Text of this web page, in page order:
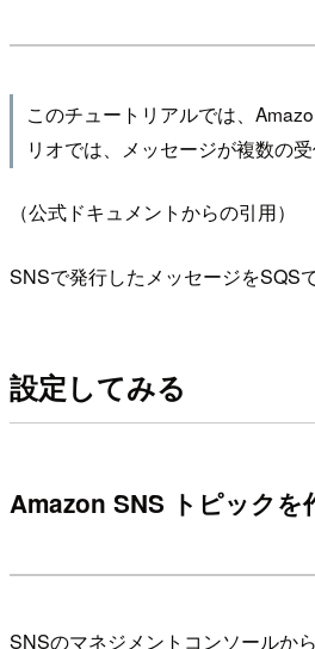
このチュートリアルでは、
リオでは、メッセージが複数の
（公式ドキュメントからの引用）
SNSで発行したメッセージをSQS
設定してみる
Amazon SNS トピックを
SNSのマネジメントコンソールか